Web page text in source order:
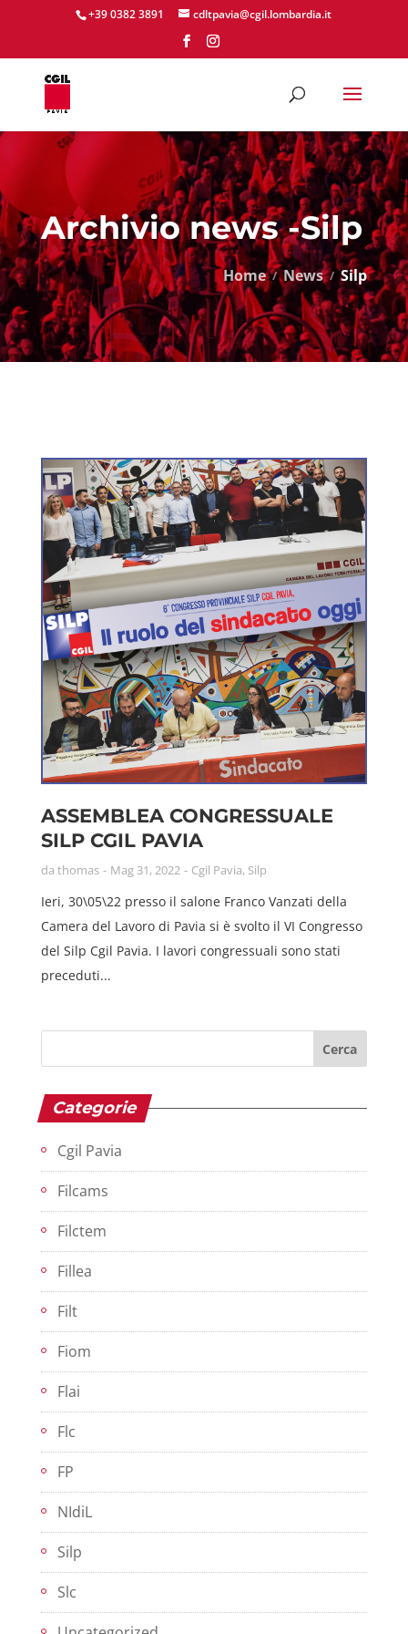
+39 0382 3891 cdltpavia@cgil.lombardia.it
Archivio news -Silp
Home News Silp
ASSEMBLEA CONGRESSUALE
SILP CGIL PAVIA
da thomas Mag 31, 2022 Cgil Pavia, Silp
Ieri, 30\05\22 presso il salone Franco Vanzati della
Camera del Lavoro di Pavia si è svolto il VI Congresso
del Silp Cgil Pavia. I lavori congressuali sono stati
preceduti...
Categorie
Cgil Pavia
Filcams
Filctem
Fillea
Filt
Fiom
Flai
Flc
FP
NIdiL
Silp
Slc